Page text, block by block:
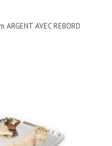
ARGENT AVEC REBORD